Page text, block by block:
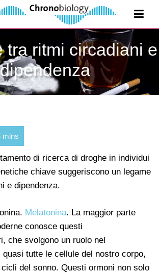
tra ritmi circadiani e
dipendenza
di ricerca di droghe in individui
chiave suggeriscono un legame
e dipendenza.
Melatonina. La maggior parte
conosce questi
che svolgono un ruolo nel
quasi tutte le cellule del nostro corpo,
del sonno. Questi ormoni non solo